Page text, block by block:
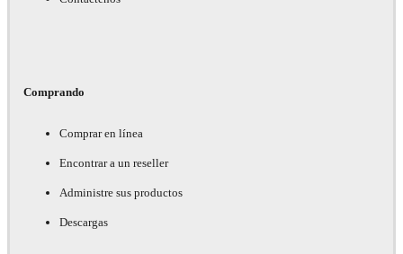
Comprando
Comprar en línea
Encontrar a un reseller
Administre sus productos
Descargas